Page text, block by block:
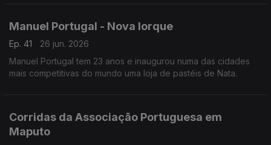
Manuel Portugal - Nova Iorque
Ep. 41
26 jun. 2026
Manuel Portugal tem 23 anos e inaugurou numa das cidades
mais competitivas do mundo uma loja de pastéis de Nata.
Corridas da Associação Portuguesa em
Maputo